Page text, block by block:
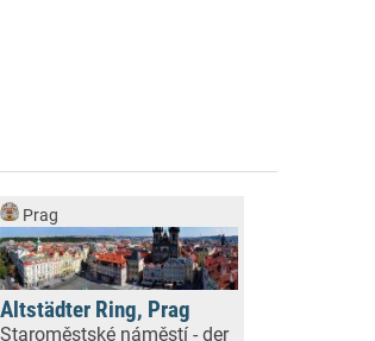
Prag
Altstädter Ring, Prag
Staroměstské náměstí - der